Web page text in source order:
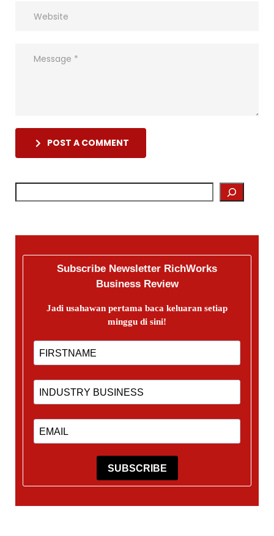
POST A COMMENT
Subscribe Newsletter RichWorks
Business Review
Jadi usahawan pertama baca keluaran setiap
minggu di sini!
SUBSCRIBE